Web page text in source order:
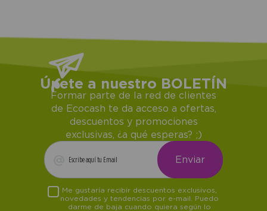
Únete a nuestro BOLETÍN
Formar parte de la red de clientes
de Ecocash te da acceso a ofertas,
descuentos y promociones
exclusivas, ¿a qué esperas? ;)
Me gustaría recibir descuentos exclusivos,
novedades y tendencias por e-mail. Puedo
darme de baja cuando quiera según lo